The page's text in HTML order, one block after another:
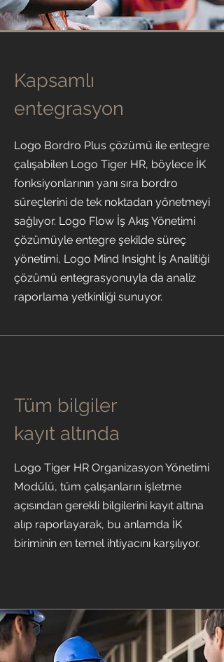
Kapsamlı
entegrasyon
Logo Bordro Plus çözümü ile entegre
çalışabilen Logo Tiger HR, böylece İK
fonksiyonlarının yanı sıra bordro
süreçlerini de tek noktadan yönetmeyi
sağlıyor. Logo Flow İş Akış Yönetimi
çözümüyle entegre şekilde süreç
yönetimi, Logo Mind Insight İş Analitiği
çözümü entegrasyonuyla da analiz
raporlama yetkinliği sunuyor.
Tüm bilgiler
kayıt altında
Logo Tiger HR Organizasyon Yönetimi
Modülü, tüm çalışanların işletme
açısından gerekli bilgilerini kayıt altına
alıp raporlayarak, bu anlamda İK
biriminin en temel ihtiyacını karşılıyor.